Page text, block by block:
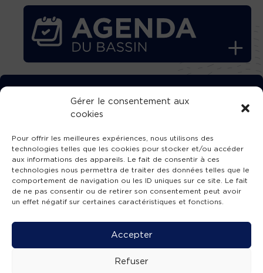
Gérer le consentement aux
cookies
Pour offrir les meilleures expériences, nous utilisons des
technologies telles que les cookies pour stocker et/ou accéder
aux informations des appareils. Le fait de consentir à ces
technologies nous permettra de traiter des données telles que le
comportement de navigation ou les ID uniques sur ce site. Le fait
de ne pas consentir ou de retirer son consentement peut avoir
un effet négatif sur certaines caractéristiques et fonctions.
Accepter
Refuser
TÉLÉCHARGEZ GRATUITEMENT
L’APPLICATION TVBA !
SUIVEZ-NOUS !
Mentions légales -Accessibilité